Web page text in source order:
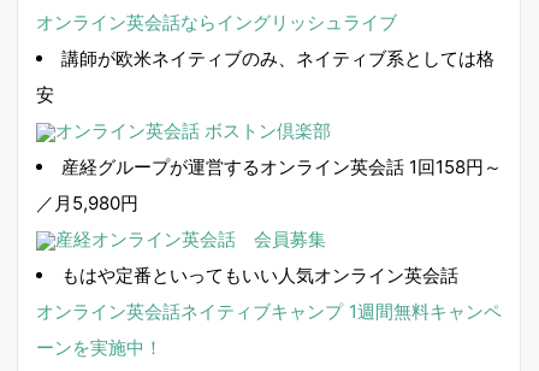
オンライン英会話ならイングリッシュライブ
講師が欧米ネイティブのみ、ネイティブ系としては格
安
オンライン英会話 ボストン倶楽部
産経グループが運営するオンライン英会話 1回158円～
／月5,980円
産経オンライン英会話 会員募集
もはや定番といってもいい人気オンライン英会話
オンライン英会話ネイティブキャンプ 1週間無料キャンペ
ーンを実施中！